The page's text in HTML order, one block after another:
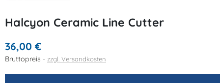
Halcyon Ceramic Line Cutter
36,00 €
Bruttopreis zzgl. Versandkosten